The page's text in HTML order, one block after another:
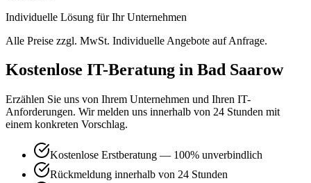
Individuelle Lösung für Ihr Unternehmen
Alle Preise zzgl. MwSt. Individuelle Angebote auf Anfrage.
Kostenlose IT-Beratung in Bad Saarow
Erzählen Sie uns von Ihrem Unternehmen und Ihren IT-
Anforderungen. Wir melden uns innerhalb von 24 Stunden mit
einem konkreten Vorschlag.
Kostenlose Erstberatung — 100% unverbindlich
Rückmeldung innerhalb von 24 Stunden